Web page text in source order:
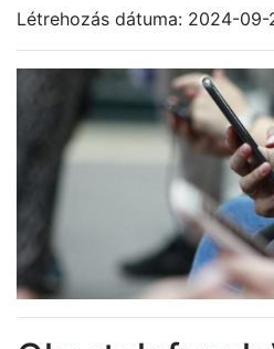
Létrehozás dátuma: 2024-09-